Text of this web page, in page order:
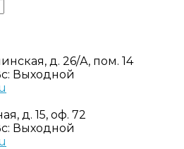
д. 26/А, пом. 14
Выходной
д. 15, оф. 72
Выходной